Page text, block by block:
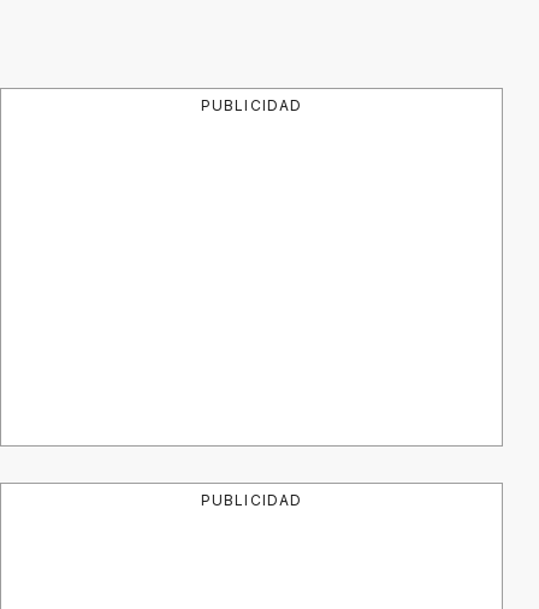
PUBLICIDAD
PUBLICIDAD